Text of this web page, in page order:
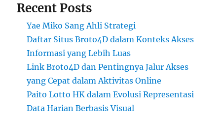
Recent Posts
Yae Miko Sang Ahli Strategi
Daftar Situs Broto4D dalam Konteks Akses
Informasi yang Lebih Luas
Link Broto4D dan Pentingnya Jalur Akses
yang Cepat dalam Aktivitas Online
Paito Lotto HK dalam Evolusi Representasi
Data Harian Berbasis Visual